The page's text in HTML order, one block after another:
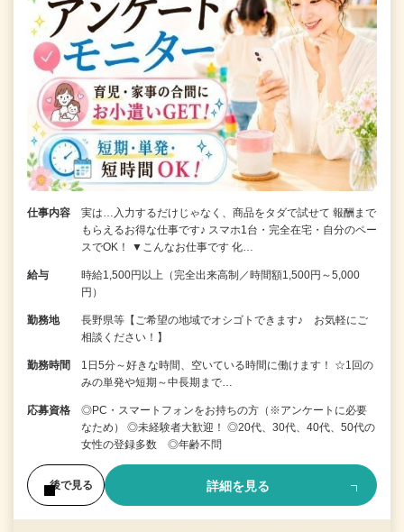
仕事内容
実は…入力するだけじゃなく、商品をタダで試せて 報酬まで
もらえるお得な仕事です♪ スマホ1台・完全在宅・自分のペー
スでOK！ ▼こんなお仕事です 化…
給与
時給1,500円以上（完全出来高制／時間額1,500円～5,000
円）
勤務地
長野県等【ご希望の地域でオシゴトできます♪ お気軽にご
相談ください！】
勤務時間
1日5分～好きな時間、空いている時間に働けます！ ☆1回の
みの単発や短期～中長期まで…
応募資格
◎PC・スマートフォンをお持ちの方（※アンケートに必要
なため） ◎未経験者大歓迎！ ◎20代、30代、40代、50代の
女性の登録多数 ◎年齢不問
後で見る 詳細を見る